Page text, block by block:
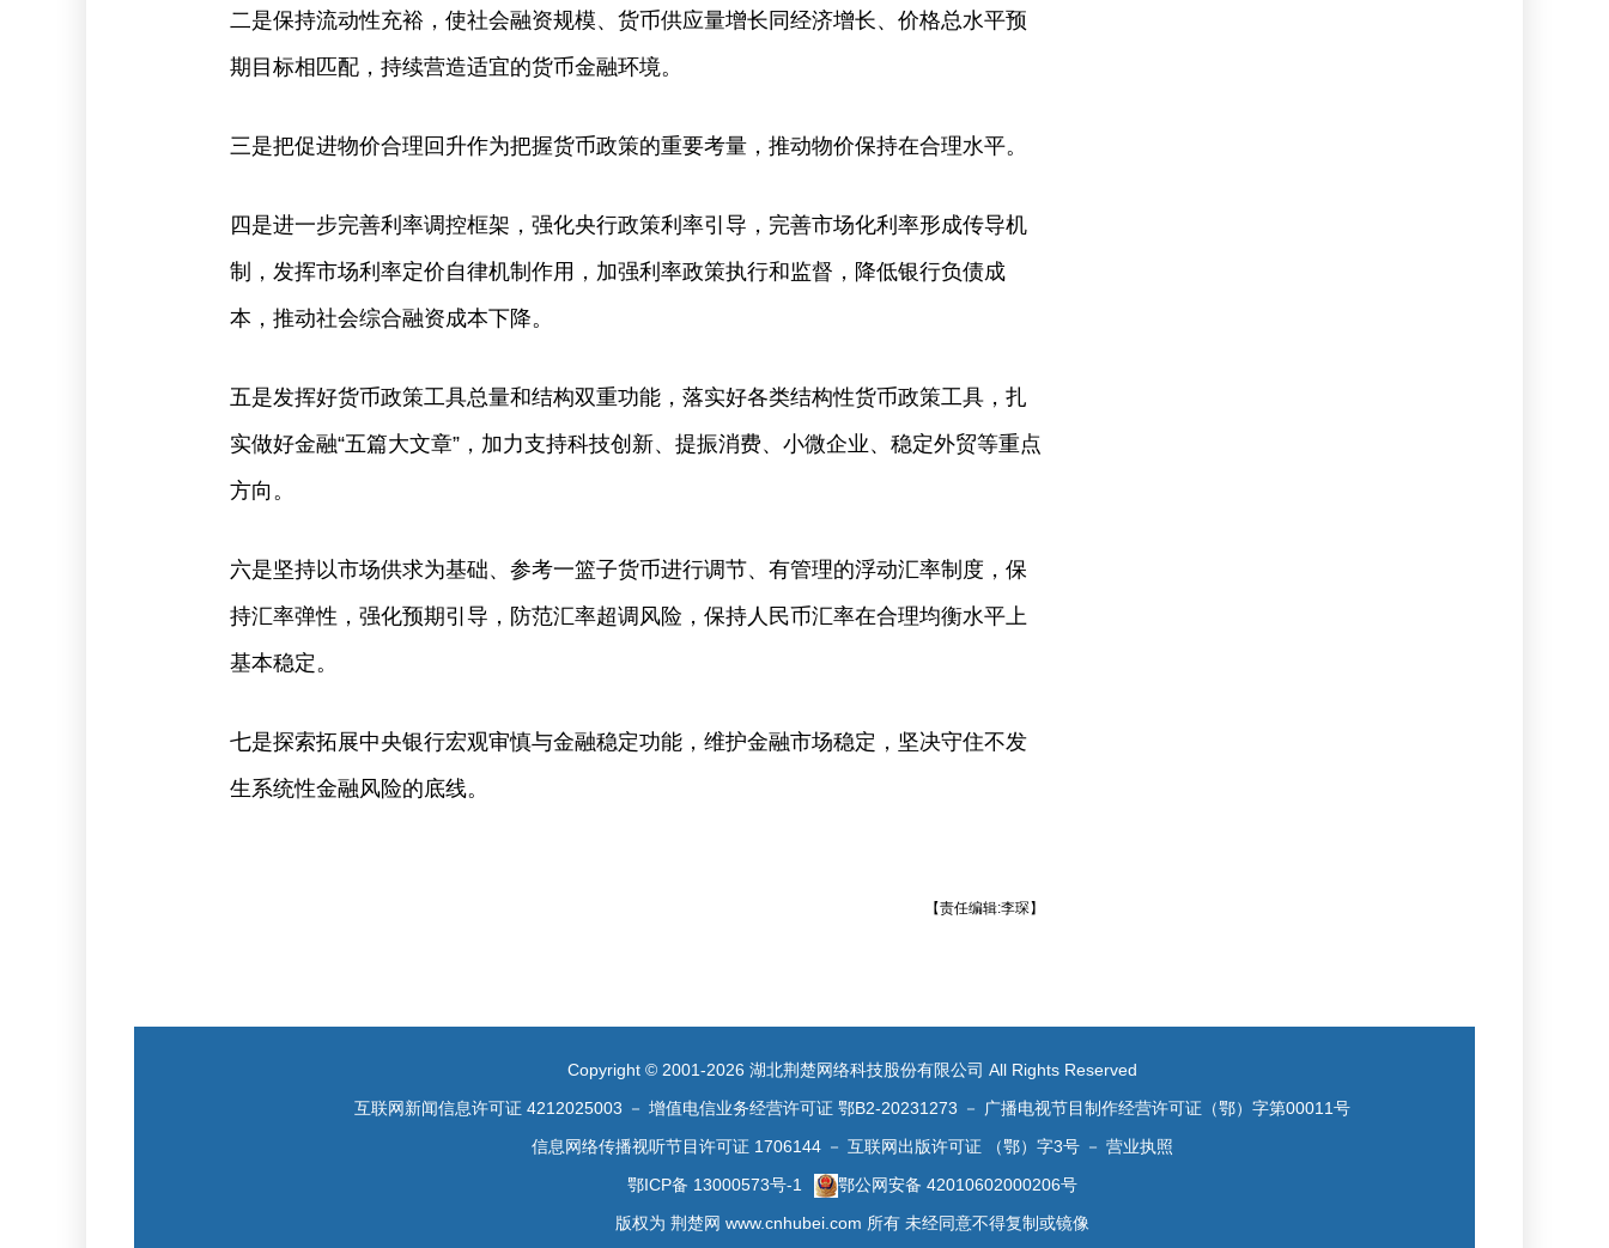
二是保持流动性充裕，使社会融资规模、货币供应量增长同经济增长、价格总水平预
期目标相匹配，持续营造适宜的货币金融环境。
三是把促进物价合理回升作为把握货币政策的重要考量，推动物价保持在合理水平。
四是进一步完善利率调控框架，强化央行政策利率引导，完善市场化利率形成传导机
制，发挥市场利率定价自律机制作用，加强利率政策执行和监督，降低银行负债成
本，推动社会综合融资成本下降。
五是发挥好货币政策工具总量和结构双重功能，落实好各类结构性货币政策工具，扎
实做好金融“五篇大文章”，加力支持科技创新、提振消费、小微企业、稳定外贸等重点
方向。
六是坚持以市场供求为基础、参考一篮子货币进行调节、有管理的浮动汇率制度，保
持汇率弹性，强化预期引导，防范汇率超调风险，保持人民币汇率在合理均衡水平上
基本稳定。
七是探索拓展中央银行宏观审慎与金融稳定功能，维护金融市场稳定，坚决守住不发
生系统性金融风险的底线。
【责任编辑:李琛】
Copyright © 2001-2026 湖北荆楚网络科技股份有限公司 All Rights Reserved
互联网新闻信息许可证 4212025003 － 增值电信业务经营许可证 鄂B2-20231273 －
广播电视节目制作经营许可证（鄂）字第00011号
信息网络传播视听节目许可证 1706144 － 互联网出版许可证 （鄂）字3号 － 营业执照
鄂ICP备 13000573号-1
鄂公网安备 42010602000206号
版权为 荆楚网 www.cnhubei.com 所有 未经同意不得复制或镜像